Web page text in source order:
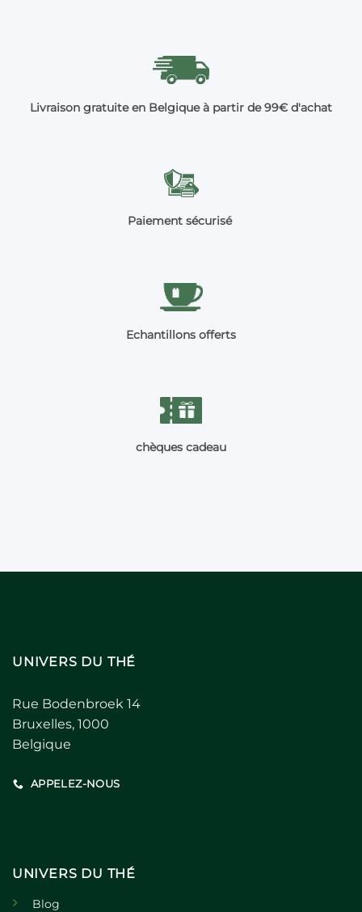
Livraison gratuite en Belgique à partir de 99€ d'achat
Paiement sécurisé
Echantillons offerts
chèques cadeau
UNIVERS DU THÉ
Rue Bodenbroek 14
Bruxelles, 1000
Belgique
APPELEZ-NOUS
UNIVERS DU THÉ
Blog